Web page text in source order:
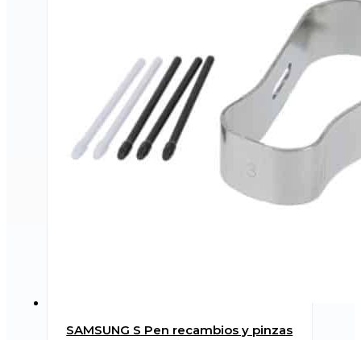
SAMSUNG S Pen recambios y pinzas